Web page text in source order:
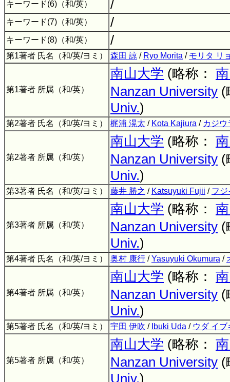
キーワード(6)（和/英） /
キーワード(7)（和/英） /
キーワード(8)（和/英） /
第1著者 氏名（和/英/ヨミ） 森田 諒 / Ryo Morita / モリタ リ
第1著者 所属（和/英）
南山大学 (略称：
Nanzan University (
Univ.)
第2著者 氏名（和/英/ヨミ） 梶浦 滉太 / Kota Kajiura / カジウ
第2著者 所属（和/英）
南山大学 (略称：
Nanzan University (
Univ.)
第3著者 氏名（和/英/ヨミ） 藤井 勝之 / Katsuyuki Fujii / フジ
第3著者 所属（和/英）
南山大学 (略称：
Nanzan University (
Univ.)
第4著者 氏名（和/英/ヨミ） 奥村 康行 /Yasuyuki Okumura /
第4著者 所属（和/英）
南山大学 (略称：
Nanzan University (
Univ.)
第5著者 氏名（和/英/ヨミ） 宇田 伊吹 / Ibuki Uda / ウダ イブ
第5著者 所属（和/英）
南山大学 (略称：
Nanzan University (
Univ.)